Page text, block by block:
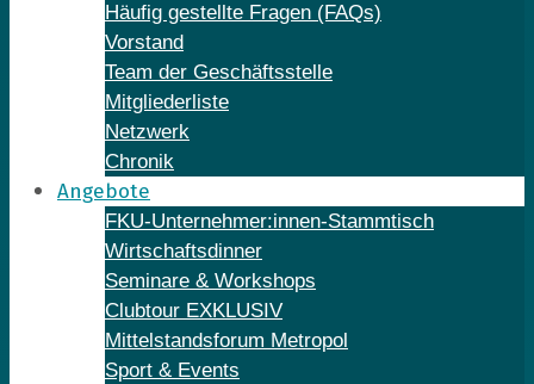
Häufig gestellte Fragen (FAQs)
Vorstand
Team der Geschäftsstelle
Mitgliederliste
Netzwerk
Chronik
Angebote
FKU-Unternehmer:innen-Stammtisch
Wirtschaftsdinner
Seminare & Workshops
Clubtour EXKLUSIV
Mittelstandsforum Metropol
Sport & Events